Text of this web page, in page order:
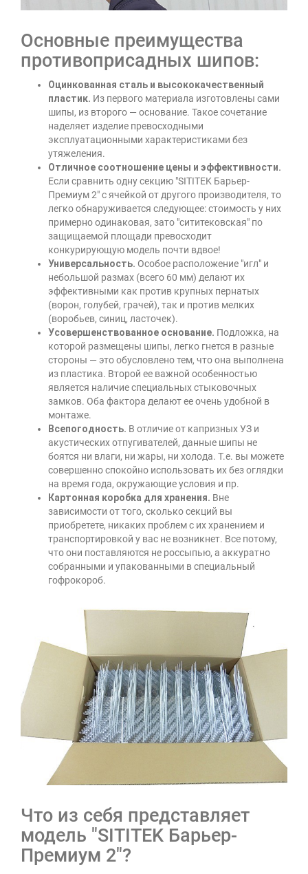
Основные преимущества
противоприсадных шипов:
Оцинкованная сталь и высококачественный
пластик. Из первого материала изготовлены сами
шипы, из второго — основание. Такое сочетание
наделяет изделие превосходными
эксплуатационными характеристиками без
утяжеления.
Отличное соотношение цены и эффективности.
Если сравнить одну секцию "SITITEK Барьер-
Премиум 2" с ячейкой от другого производителя, то
легко обнаруживается следующее: стоимость у них
примерно одинаковая, зато "сититековская" по
защищаемой площади превосходит
конкурирующую модель почти вдвое!
Универсальность. Особое расположение "игл" и
небольшой размах (всего 60 мм) делают их
эффективными как против крупных пернатых
(ворон, голубей, грачей), так и против мелких
(воробьев, синиц, ласточек).
Усовершенствованное основание. Подложка, на
которой размещены шипы, легко гнется в разные
стороны — это обусловлено тем, что она выполнена
из пластика. Второй ее важной особенностью
является наличие специальных стыковочных
замков. Оба фактора делают ее очень удобной в
монтаже.
Всепогодность. В отличие от капризных УЗ и
акустических отпугивателей, данные шипы не
боятся ни влаги, ни жары, ни холода. Т.е. вы можете
совершенно спокойно использовать их без оглядки
на время года, окружающие условия и пр.
Картонная коробка для хранения. Вне
зависимости от того, сколько секций вы
приобретете, никаких проблем с их хранением и
транспортировкой у вас не возникнет. Все потому,
что они поставляются не россыпью, а аккуратно
собранными и упакованными в специальный
гофрокороб.
Что из себя представляет
модель "SITITEK Барьер-
Премиум 2"?